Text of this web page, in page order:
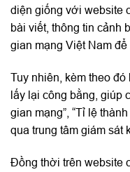
diện giống với website
bài viết, thông tin cảnh
gian mạng Việt Nam
Tuy nhiên, kèm theo
lấy lại công bằng, giúp
gian mạng”, “Tỉ lệ
qua trung tâm giám sát
Đồng thời trên website